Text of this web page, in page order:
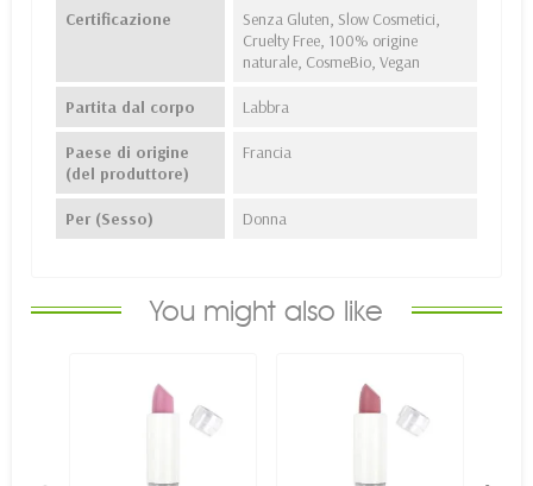
Certificazione
Senza Gluten, Slow Cosmetici,
Cruelty Free, 100% origine
naturale, CosmeBio, Vegan
Partita dal corpo Labbra
Paese di origine
(del produttore)
Francia
Per (Sesso) Donna
You might also like